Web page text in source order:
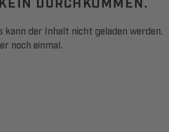
kann der Inhalt nicht geladen werden.
noch einmal.